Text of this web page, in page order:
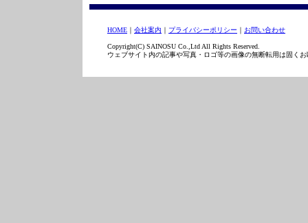
HOME ｜ 会社案内 ｜ プライバシーポリシー ｜ お問い合わせ
Copyright(C) SAINOSU Co.,Ltd All Rights Reserved.
ウェブサイト内の記事や写真・ロゴ等の画像の無断転用は固く